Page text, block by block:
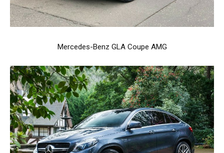
Mercedes-Benz GLA Coupe AMG